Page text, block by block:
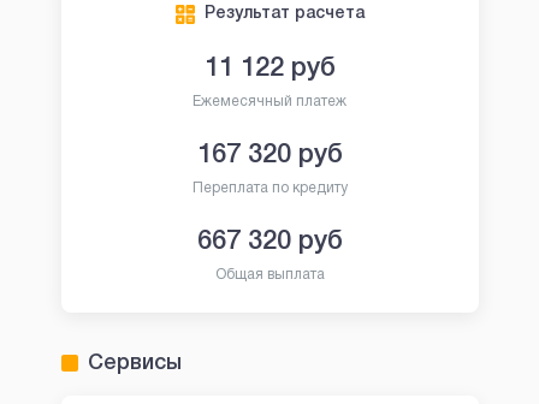
Результат расчета
11 122руб
Ежемесячный платеж
167 320руб
Переплата по кредиту
667 320руб
Общая выплата
Сервисы